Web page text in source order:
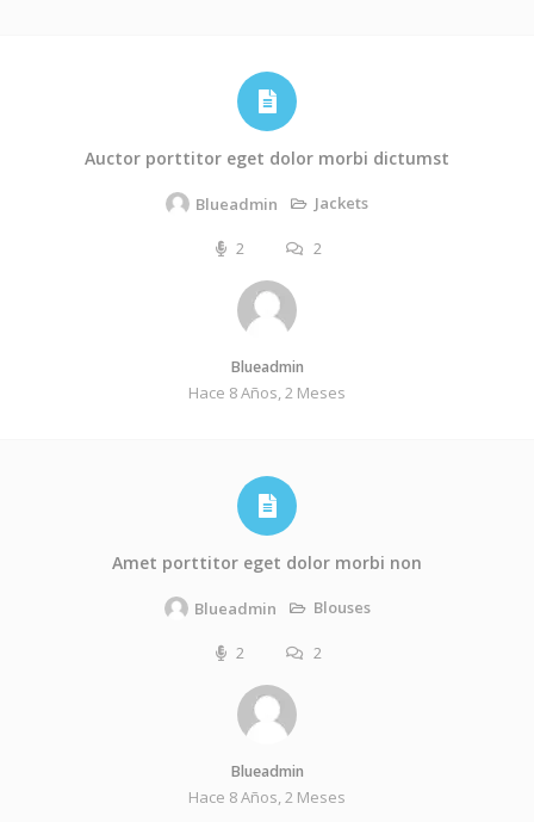
Auctor porttitor eget dolor morbi dictumst
Blueadmin Jackets
2 2
Blueadmin
Hace 8 Años, 2 Meses
Amet porttitor eget dolor morbi non
Blueadmin Blouses
2 2
Blueadmin
Hace 8 Años, 2 Meses